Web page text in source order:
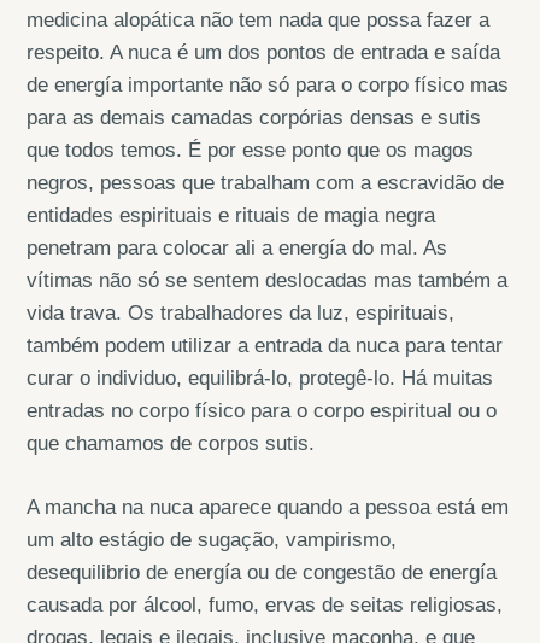
medicina alopática não tem nada que possa fazer a
respeito. A nuca é um dos pontos de entrada e saída
de energía importante não só para o corpo físico mas
para as demais camadas corpórias densas e sutis
que todos temos. É por esse ponto que os magos
negros, pessoas que trabalham com a escravidão de
entidades espirituais e rituais de magia negra
penetram para colocar ali a energía do mal. As
vítimas não só se sentem deslocadas mas também a
vida trava. Os trabalhadores da luz, espirituais,
também podem utilizar a entrada da nuca para tentar
curar o individuo, equilibrá-lo, protegê-lo. Há muitas
entradas no corpo físico para o corpo espiritual ou o
que chamamos de corpos sutis.
A mancha na nuca aparece quando a pessoa está em
um alto estágio de sugação, vampirismo,
desequilibrio de energía ou de congestão de energía
causada por álcool, fumo, ervas de seitas religiosas,
drogas, legais e ilegais, inclusive maconha, e que